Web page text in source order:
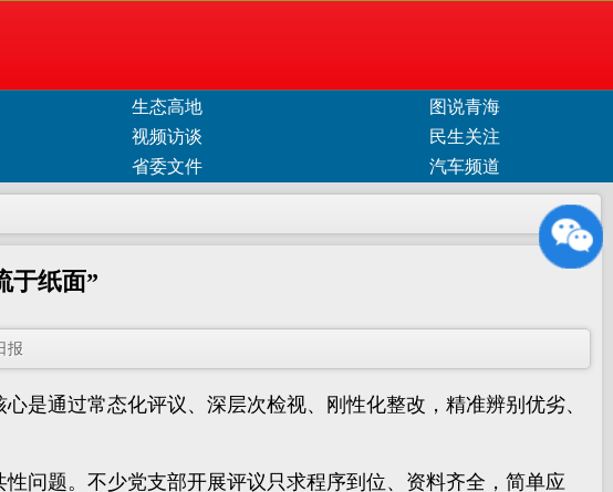
生态高地
图说青海
视频访谈
民生关注
省委文件 汽车频道
于纸面”
报
通过常态化评议、深层次检视、刚性化整改，精准辨别优劣、
题。不少党支部开展评议只求程序到位、资料齐全，简单应